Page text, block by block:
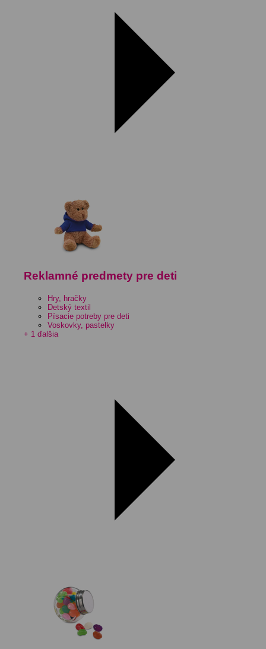
Reklamné predmety pre deti
Hry, hračky
Detský textil
Písacie potreby pre deti
Voskovky, pastelky
+ 1 ďalšia